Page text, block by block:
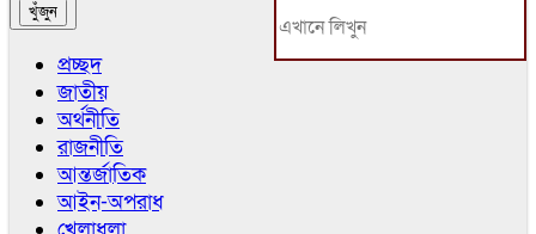
প্রচ্ছদ
জাতীয়
অর্থনীতি
রাজনীতি
আন্তর্জাতিক
আইন-অপরাধ